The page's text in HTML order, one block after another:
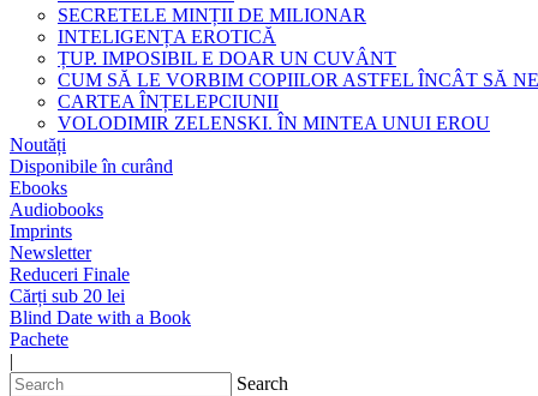
SECRETELE MINȚII DE MILIONAR
INTELIGENȚA EROTICĂ
ȚUP. IMPOSIBIL E DOAR UN CUVÂNT
CUM SĂ LE VORBIM COPIILOR ASTFEL ÎNCÂT SĂ
CARTEA ÎNȚELEPCIUNII
VOLODIMIR ZELENSKI. ÎN MINTEA UNUI EROU
Noutăți
Disponibile în curând
Ebooks
Audiobooks
Imprints
Newsletter
Reduceri Finale
Cărți sub 20 lei
Blind Date with a Book
Pachete
|
Search